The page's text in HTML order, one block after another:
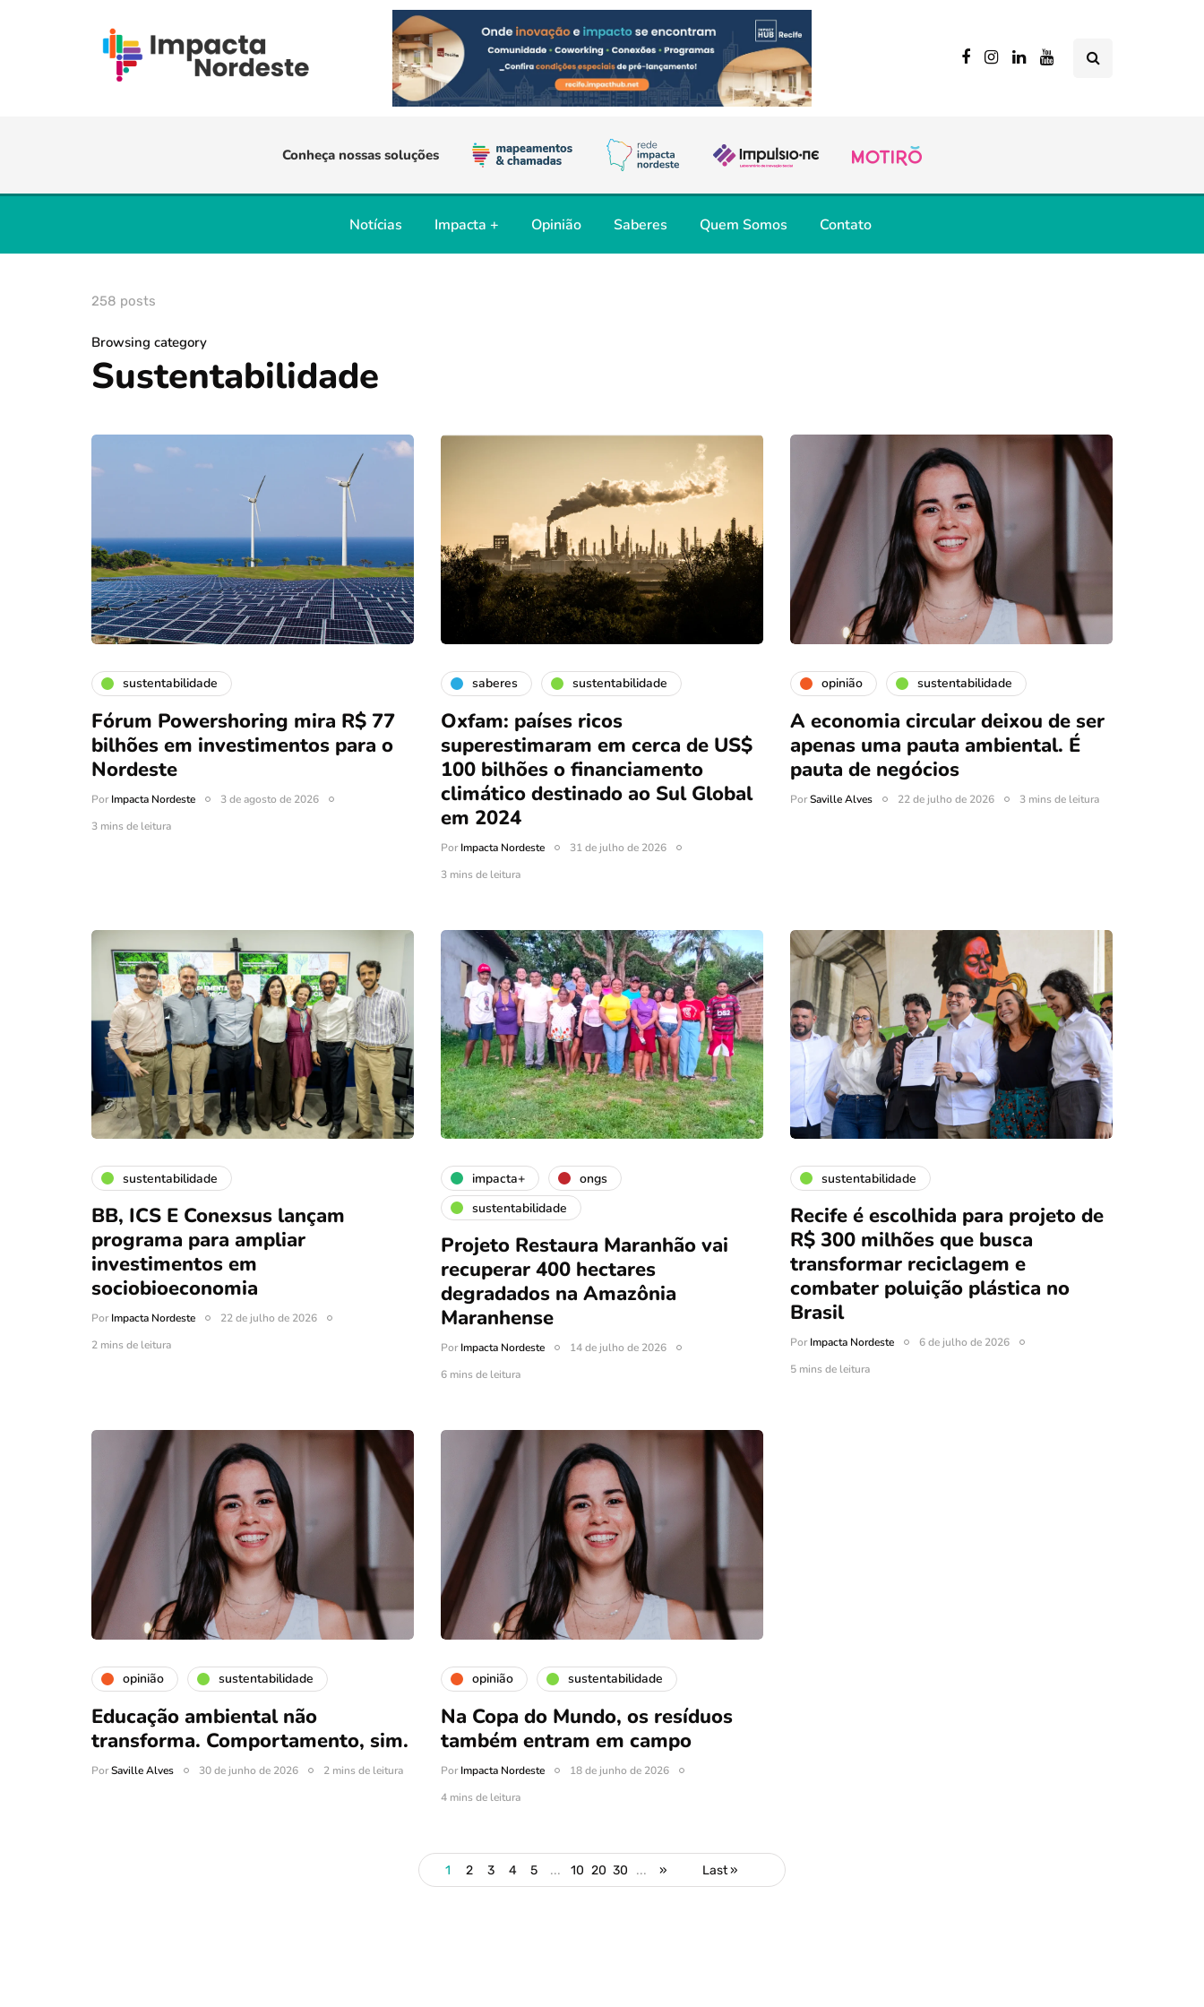
Conheça nossas soluções
Notícias Impacta + Opinião Saberes Quem Somos Contato
258 posts
Browsing category
Sustentabilidade
sustentabilidade
Fórum Powershoring mira R$ 77
bilhões em investimentos para o
Nordeste
PorImpacta Nordeste
3 de agosto de 2026
3 mins de leitura
saberes sustentabilidade
Oxfam: países ricos
superestimaram em cerca de US$
100 bilhões o financiamento
climático destinado ao Sul Global
em 2024
PorImpacta Nordeste
31 de julho de 2026
3 mins de leitura
opinião sustentabilidade
A economia circular deixou de ser
apenas uma pauta ambiental. É
pauta de negócios
PorSaville Alves 22 de julho de 2026 3 mins de leitura
sustentabilidade
BB, ICS E Conexsus lançam
programa para ampliar
investimentos em
sociobioeconomia
PorImpacta Nordeste
22 de julho de 2026
2 mins de leitura
impacta+
ongs
sustentabilidade
Projeto Restaura Maranhão vai
recuperar 400 hectares
degradados na Amazônia
Maranhense
PorImpacta Nordeste
14 de julho de 2026
6 mins de leitura
sustentabilidade
Recife é escolhida para projeto de
R$ 300 milhões que busca
transformar reciclagem e
combater poluição plástica no
Brasil
PorImpacta Nordeste
6 de julho de 2026
5 mins de leitura
opinião sustentabilidade
Educação ambiental não
transforma. Comportamento, sim.
PorSaville Alves 30 de junho de 2026 2 mins de leitura
opinião sustentabilidade
Na Copa do Mundo, os resíduos
também entram em campo
PorImpacta Nordeste
18 de junho de 2026
4 mins de leitura
1 2 3 4 5 ... 10 20 30 ... » Last »